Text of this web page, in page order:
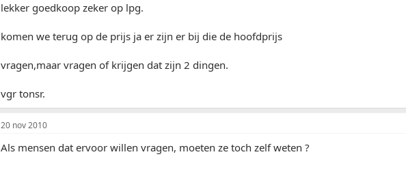
lekker goedkoop zeker op lpg.
komen we terug op de prijs ja er zijn er bij die de hoofdprijs
vragen,maar vragen of krijgen dat zijn 2 dingen.
vgr tonsr.
20 nov 2010
Als mensen dat ervoor willen vragen, moeten ze toch zelf weten ?